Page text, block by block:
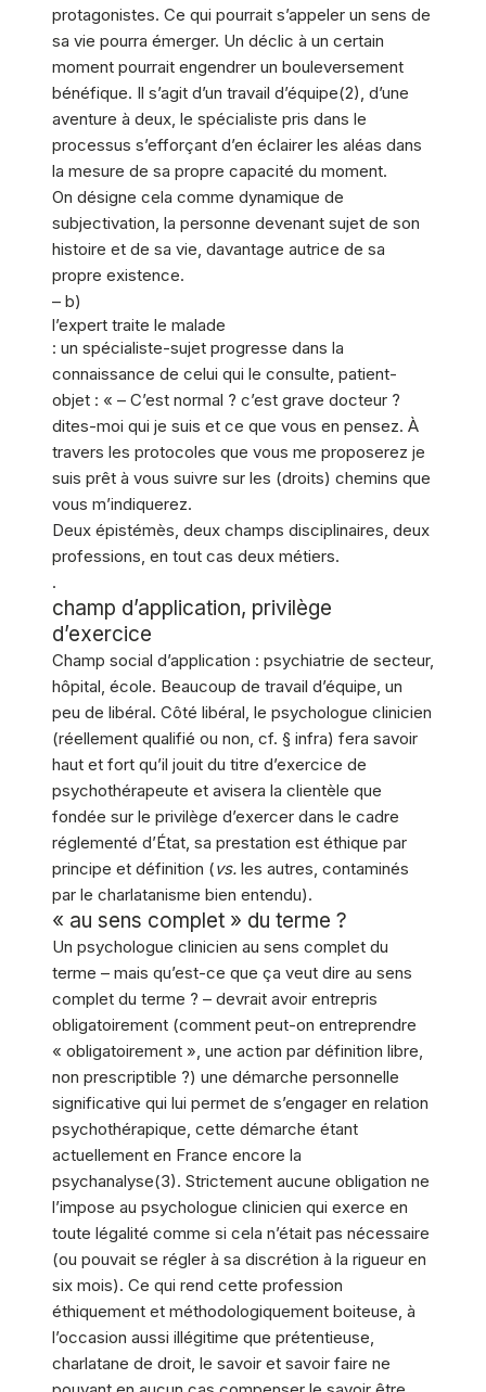
protagonistes. Ce qui pourrait s’appeler un sens de
sa vie pourra émerger. Un déclic à un certain
moment pourrait engendrer un bouleversement
bénéfique. Il s’agit d’un travail d’équipe(2), d’une
aventure à deux, le spécialiste pris dans le
processus s’efforçant d’en éclairer les aléas dans
la mesure de sa propre capacité du moment.
On désigne cela comme dynamique de
subjectivation, la personne devenant sujet de son
histoire et de sa vie, davantage autrice de sa
propre existence.
– b)
l’expert traite le malade
: un spécialiste-sujet progresse dans la
connaissance de celui qui le consulte, patient-
objet : « – C’est normal ? c’est grave docteur ?
dites-moi qui je suis et ce que vous en pensez. À
travers les protocoles que vous me proposerez je
suis prêt à vous suivre sur les (droits) chemins que
vous m’indiquerez.
Deux épistémès, deux champs disciplinaires, deux
professions, en tout cas deux métiers.
.
champ d’application, privilège
d’exercice
Champ social d’application : psychiatrie de secteur,
hôpital, école. Beaucoup de travail d’équipe, un
peu de libéral. Côté libéral, le psychologue clinicien
(réellement qualifié ou non, cf. § infra) fera savoir
haut et fort qu’il jouit du titre d’exercice de
psychothérapeute et avisera la clientèle que
fondée sur le privilège d’exercer dans le cadre
réglementé d’État, sa prestation est éthique par
principe et définition (vs. les autres, contaminés
par le charlatanisme bien entendu).
« au sens complet » du terme ?
Un psychologue clinicien au sens complet du
terme – mais qu’est-ce que ça veut dire au sens
complet du terme ? – devrait avoir entrepris
obligatoirement (comment peut-on entreprendre
« obligatoirement », une action par définition libre,
non prescriptible ?) une démarche personnelle
significative qui lui permet de s’engager en relation
psychothérapique, cette démarche étant
actuellement en France encore la
psychanalyse(3). Strictement aucune obligation ne
l’impose au psychologue clinicien qui exerce en
toute légalité comme si cela n’était pas nécessaire
(ou pouvait se régler à sa discrétion à la rigueur en
six mois). Ce qui rend cette profession
éthiquement et méthodologiquement boiteuse, à
l’occasion aussi illégitime que prétentieuse,
charlatane de droit, le savoir et savoir faire ne